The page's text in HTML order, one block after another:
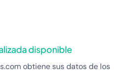
disponible
obtiene sus datos de los